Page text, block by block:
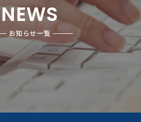
NEWS
お知らせ一覧